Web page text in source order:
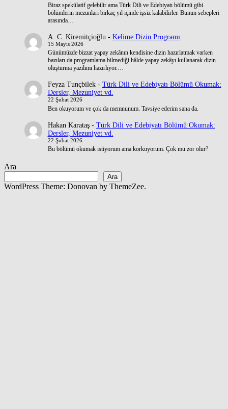
Biraz spekülatif gelebilir ama Türk Dili ve Edebiyatı bölümü gibi
bölümlerin mezunları birkaç yıl içinde işsiz kalabilirler. Bunun sebepleri
arasında…
A. C. Kiremitçioğlu - Kelime Dizin Programı
15 Mayıs 2026
Günümüzde bizzat yapay zekânın kendisine dizin hazırlatmak varken
bazıları da programlama bilmediği hâlde yapay zekâyı kullanarak dizin
oluşturma yazılımı hazırlıyor.…
Feyza Tunçbilek- Türk Dili ve Edebiyatı Bölümü Okumak:
Dersler, Mezuniyet vd.
22 Şubat 2026
Ben okuyorum ve çok da memnunum. Tavsiye ederim sana da.
Hakan Karataş- Türk Dili ve Edebiyatı Bölümü Okumak:
Dersler, Mezuniyet vd.
22 Şubat 2026
Bu bölümü okumak istiyorum ama korkuyorum. Çok mu zor olur?
Ara
Ara
WordPress Theme: Donovan by ThemeZee.